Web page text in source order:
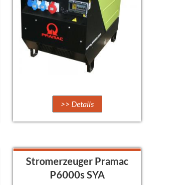
>> Details
Stromerzeuger Pramac
P6000s SYA